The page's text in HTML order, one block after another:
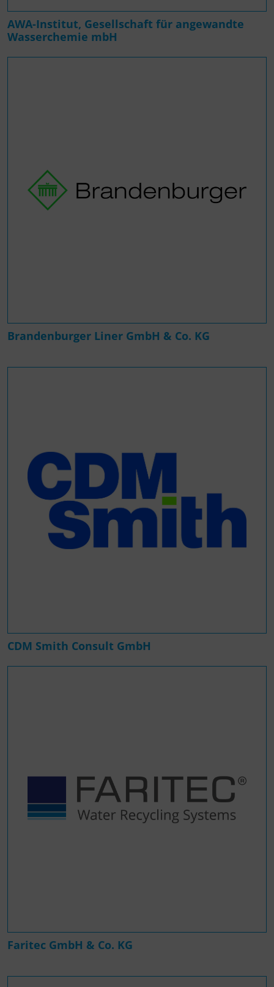
AWA-Institut, Gesellschaft für angewandte
Wasserchemie mbH
Brandenburger Liner GmbH & Co. KG
CDM Smith Consult GmbH
Faritec GmbH & Co. KG